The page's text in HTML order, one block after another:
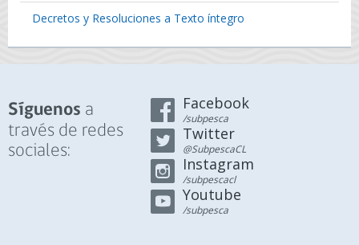
Decretos y Resoluciones a Texto íntegro
Síguenos a
través de redes
sociales:
Facebook
/subpesca
Twitter
@SubpescaCL
Instagram
/subpescacl
Youtube
/subpesca